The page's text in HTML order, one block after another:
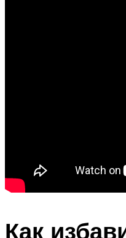
Как